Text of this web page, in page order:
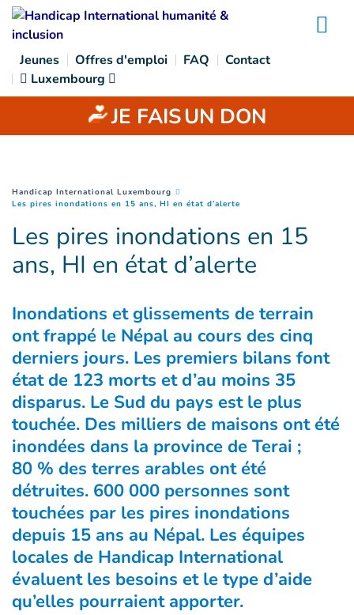
Goto main content
Jeunes Offres d'emploi FAQ
Contact
Luxembourg
JE FAISUN DON
You are here :
Handicap International Luxembourg
Les pires inondations en 15 ans, HI en état d’alerte
Les pires inondations en 15
ans, HI en état d’alerte
Inondations et glissements de terrain
ont frappé le Népal au cours des cinq
derniers jours. Les premiers bilans font
état de 123 morts et d’au moins 35
disparus. Le Sud du pays est le plus
touchée. Des milliers de maisons ont été
inondées dans la province de Terai ;
80 % des terres arables ont été
détruites. 600 000 personnes sont
touchées par les pires inondations
depuis 15 ans au Népal. Les équipes
locales de Handicap International
évaluent les besoins et le type d’aide
qu’elles pourraient apporter.